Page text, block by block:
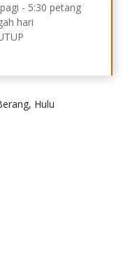
- 5:30 petang
hari
Hulu